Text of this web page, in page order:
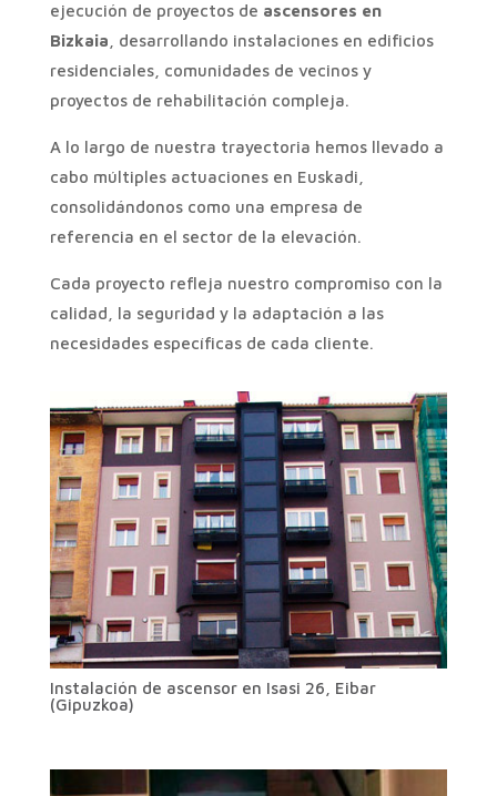
ejecución de proyectos de ascensores en
Bizkaia , desarrollando instalaciones en edificios
residenciales, comunidades de vecinos y
proyectos de rehabilitación compleja.
A lo largo de nuestra trayectoria hemos llevado a
cabo múltiples actuaciones en Euskadi,
consolidándonos como una empresa de
referencia en el sector de la elevación.
Cada proyecto refleja nuestro compromiso con la
calidad, la seguridad y la adaptación a las
necesidades específicas de cada cliente.
Instalación de ascensor en Isasi 26, Eibar
(Gipuzkoa)